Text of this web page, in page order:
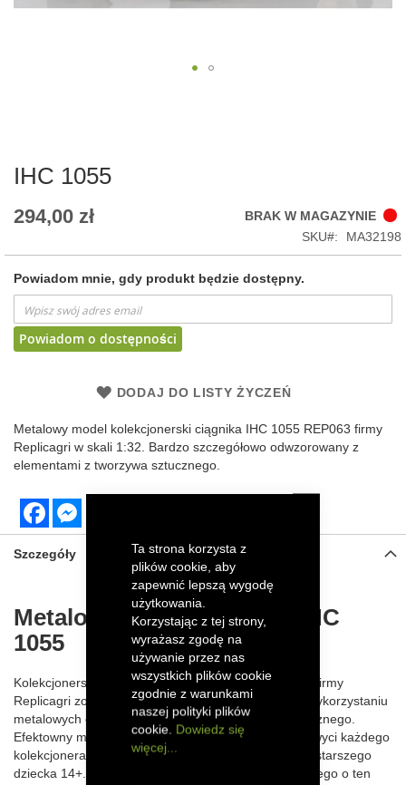
Ta strona korzysta z
plików cookie, aby
zapewnić lepszą wygodę
użytkowania.
Korzystając z tej strony,
wyrażasz zgodę na
używanie przez nas
wszystkich plików cookie
zgodnie z warunkami
naszej polityki plików
cookie. Dowiedz się
więcej...
the
gallery
IHC 1055
294,00 zł
BRAK W MAGAZYNIE
SKU
MA32198
Powiadom mnie, gdy produkt będzie dostępny.
Powiadom o dostępności
DODAJ DO LISTY ŻYCZEŃ
Metalowy model kolekcjonerski ciągnika IHC 1055 REP063 firmy
Replicagri w skali 1:32. Bardzo szczegółowo odwzorowany z
elementami z tworzywa sztucznego.
Facebook
Szczegóły
Metalowy model ciągnika IHC
1055
Kolekcjonerski model traktora IHC 1055 w skali 1:32 firmy
Replicagri został szczegółowo odwzorowany dzięki wykorzystaniu
metalowych części oraz elementów z tworzywa sztucznego.
Efektowny model ciężkiego ciągnika rolniczego zachwyci każdego
kolekcjonera, a także sprawdzi się jako zabawka dla starszego
dziecka 14+. Powiększ swoją kolekcję sprzętu rolniczego o ten